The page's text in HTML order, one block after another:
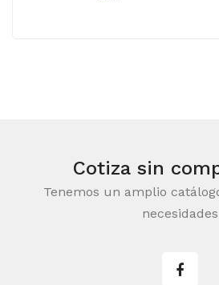
Cotiza sin
Tenemos un amplio
necesidades